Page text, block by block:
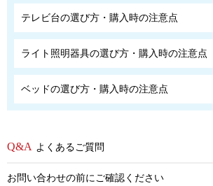
テレビ台の選び方・購入時の注意点
ライト照明器具の選び方・購入時の注意点
ベッドの選び方・購入時の注意点
よくあるご質問
お問い合わせの前にご確認ください